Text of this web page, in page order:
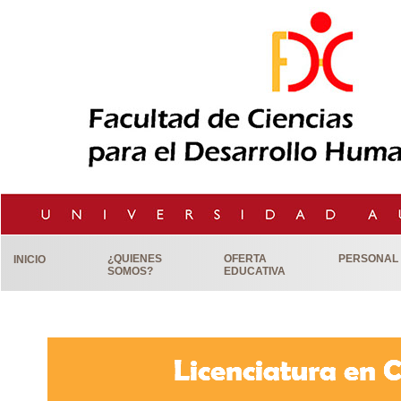
INICIO
¿QUIENES
SOMOS?
OFERTA
EDUCATIVA
PERSONAL